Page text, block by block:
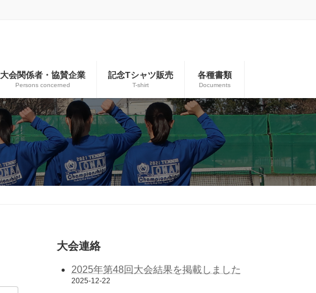
大会関係者・協賛企業
Persons concerned
記念Tシャツ販売
T-shirt
各種書類
Documents
大会連絡
2025年第48回大会結果を掲載しました
2025-12-22